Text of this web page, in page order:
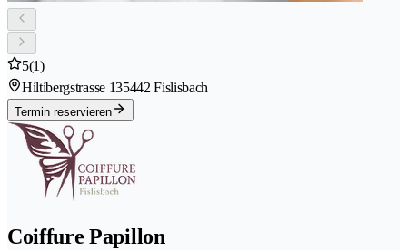
5(1)
Hiltibergstrasse 135442 Fislisbach
Termin reservieren
Coiffure Papillon